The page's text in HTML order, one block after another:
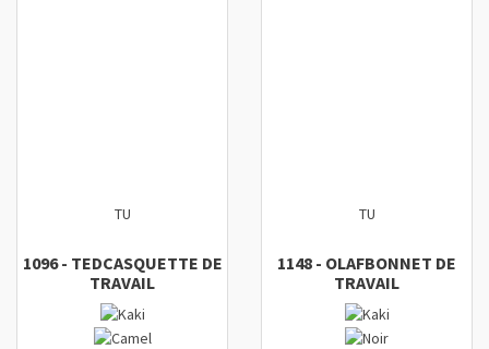
TU
1096- TEDCASQUETTE DE
TRAVAIL
TU
1148 - OLAFBONNET DE
TRAVAIL